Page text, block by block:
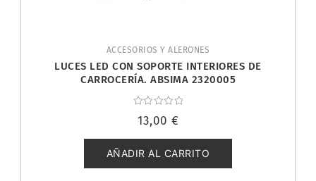
ACCESORIOS Y ALERONES
LUCES LED CON SOPORTE INTERIORES DE
CARROCERÍA. ABSIMA 2320005
con
de
5
13,00 €
AÑADIR AL CARRITO